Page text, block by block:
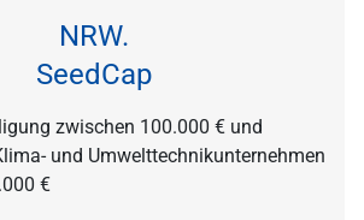
NRW.
SeedCap
zwischen 100.000 € und
und Umwelttechnikunternehmen
€